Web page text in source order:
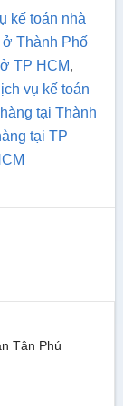
kế toán nhà
ở Thành Phố
TP HCM,
vụ kế toán
tại Thành
tại TP
Tân Phú